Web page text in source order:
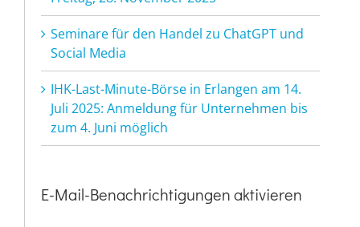
Seminare für den Handel zu ChatGPT und
Social Media
IHK-Last-Minute-Börse in Erlangen am 14.
Juli 2025: Anmeldung für Unternehmen bis
zum 4. Juni möglich
E-Mail-Benachrichtigungen aktivieren